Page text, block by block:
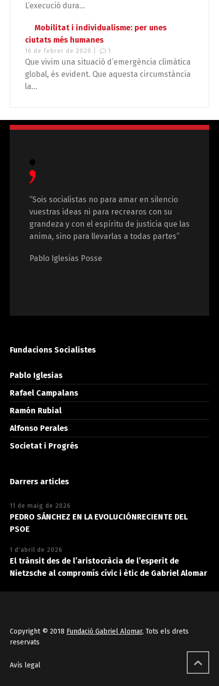
L’execució dura...
Mobilitat i individualisme: per unes
ciutats més humanes
16 de febrer de 2020 | 1
Que vivim una situació d’emergència climàtica
global, és evident. Que aquesta circumstància
la...
“Sois socialistas no para amar en silencio
vuestras ideas ni para recrearos con su
grandeza y con el espíritu de justicia que las
anima, sino para llevarlas a todas partes”
Pablo Iglesias Posse
Fundacions Socialistes
Pablo Iglesias
Rafael Campalans
Ramón Rubial
Alfonso Perales
Societat i Progrés
Darrers articles
11 de maig de 2026
PEDRO SÁNCHEZ EN LA EVOLUCIÓNRECIENTE DEL
PSOE
1 d'abril de 2026
El trànsit des de l’aristocràcia de l’esperit de
Nietzsche al compromís cívic i ètic de Gabriel Alomar
Copyright © 2018 Fundació Gabriel Alomar, Tots els drets
reservats
Avís legal